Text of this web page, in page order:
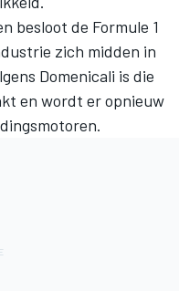
besloot de Formule 1
zich midden in
Domenicali is die
en wordt er opnieuw